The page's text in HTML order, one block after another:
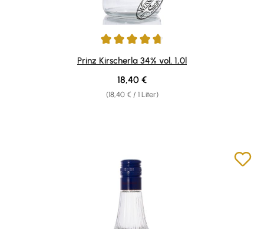
Durchschnittliche Bewertung von 4.87 von 5 Sternen
Prinz Kirscherla 34% vol. 1,0l
(18,40 € / 1 Liter)
Regulärer Preis:
18,40 €